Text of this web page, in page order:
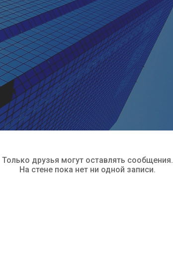
Только друзья могут оставлять сообщения.
На стене пока нет ни одной записи.